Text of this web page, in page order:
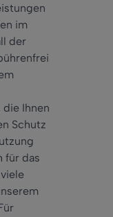
im
der
Ihnen
Schutz
für das